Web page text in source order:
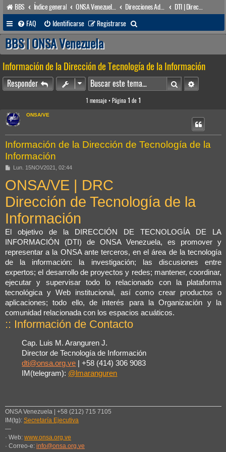
BBS Índice general Direcciones Administrativas
FAQ
Identificarse Registrarse
u
c
a
r
BBS | ONSA Venezuela
Información de la Dirección de Tecnología de la Información
Responder BuscarBúsqueda
1 mensaje • Página 1 de 1
ONSA/VE
Información de la Dirección de Tecnología de la
Información
M
n
s
j
e
Lun. 15NOV2021, 02:44
ONSA/VE | DRC
Dirección de Tecnología de la
Información
El objetivo de la DIRECCIÓN DE TECNOLOGÍA DE LA
INFORMACIÓN (DTI) de ONSA Venezuela, es promover y
representar a la ONSA ante terceros, en el área de la tecnología
de la información: la investigación; las discusiones entre
expertos; el desarrollo de proyectos y redes; mantener, coordinar,
ejecutar y supervisar todo lo relacionado con la plataforma
tecnológica y Web institucional, así como crear productos o
aplicaciones; todo ello, de interés para la Organización y la
comunidad relacionada con los espacios acuáticos.
:: Información de Contacto
Cap. Luis M. Aranguren J.
Director de Tecnología de Información
dti@onsa.org.ve | +58 (414) 306 9083
IM(telegram): @lmaranguren
ONSA Venezuela | +58 (212) 715 7105
IM(tg): Secretaría Ejecutiva
—
· Web: www.onsa.org.ve
· Correo-e: info@onsa.org.ve